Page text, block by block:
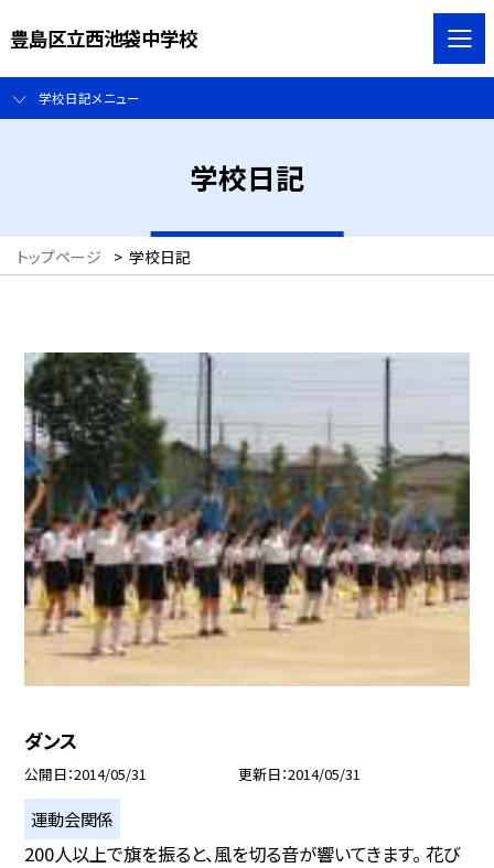
豊島区立西池袋中学校
学校日記メニュー
学校日記
トップページ > 学校日記
ダンス
公開日 2014/05/31 更新日 2014/05/31
運動会関係
200人以上で旗を振ると、風を切る音が響いてきます。 花び